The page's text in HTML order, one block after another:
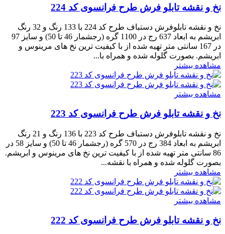
نخ و نقشه تابلو فرش طرح فرانسوی کد 224
نخ و نقشه تابلوفرش دستباف طرح کد 224 با 133 رنگ و 32 رنگ
ابریشم به ابعاد 637 رج در 1100 گره (رجشمار 46 تا 50) و سایز 97
در 167 سانتی متر تهیه شده از با کیفیت ترین نخ های مرینوس و
ابریشم. بصورت گلوله شده و همراه با...
مشاهده بیشتر
مشاهده بیشتر
نخ و نقشه تابلو فرش طرح فرانسوی کد 223
نخ و نقشه تابلوفرش دستباف طرح کد 223 با 136 رنگ و 21 رنگ
ابریشم به ابعاد 384 رج در 570 گره (رجشمار 46 تا 50) و سایز 58 در
86 سانتی متر تهیه شده از با کیفیت ترین نخ های مرینوس و ابریشم.
بصورت گلوله شده و همراه با نقشه...
مشاهده بیشتر
مشاهده بیشتر
نخ و نقشه تابلو فرش طرح فرانسوی کد 222